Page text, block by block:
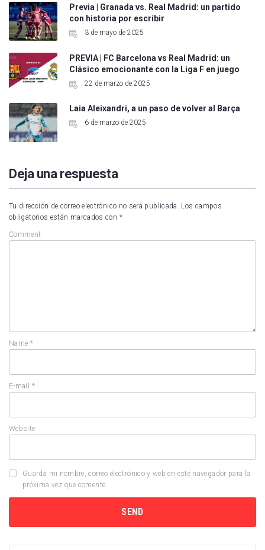
Previa | Granada vs. Real Madrid: un partido
con historia por escribir
3 de mayo de 2025
PREVIA | FC Barcelona vs Real Madrid: un
Clásico emocionante con la Liga F en juego
22 de marzo de 2025
Laia Aleixandri, a un paso de volver al Barça
6 de marzo de 2025
Deja una respuesta
Tu dirección de correo electrónico no será publicada. Los campos
obligatorios están marcados con *
Comment
Name *
E-mail *
Website
Guarda mi nombre, correo electrónico y web en este navegador para la
próxima vez que comente.